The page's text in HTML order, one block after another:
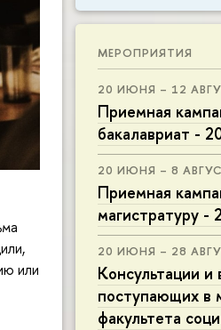
МЕРОПРИЯТИЯ
20 ИЮНЯ – 12
Приемная
бакалавриат -
20 ИЮНЯ – 8
Приемная
магистратуру -
20 ИЮНЯ – 28
Консультации и
поступающих в
факультета
или